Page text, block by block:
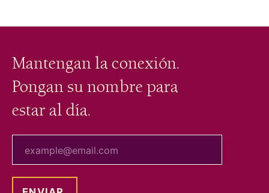
Mantengan la conexión.
Pongan su nombre para
estar al día.